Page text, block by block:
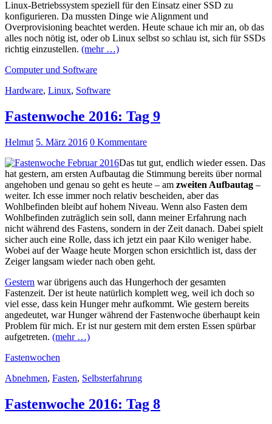
Linux-Betriebssystem speziell für den Einsatz einer SSD zu
konfigurieren. Da mussten Dinge wie Alignment und
Overprovisioning beachtet werden. Heute schaue ich mir an, ob das
alles noch nötig ist, oder ob Linux selbst so schlau ist, sich für SSDs
richtig einzustellen. (mehr …)
Computer und Software
Hardware, Linux, Software
Fastenwoche 2016: Tag 9
Helmut 5. März 2016 0 Kommentare
Das tut gut, endlich wieder essen. Das
hat gestern, am ersten Aufbautag die Stimmung bereits über normal
angehoben und genau so geht es heute – am zweiten Aufbautag –
weiter. Ich esse immer noch relativ bescheiden, aber das
Wohlbefinden bleibt auf hohem Niveau. Wenn also Fasten dem
Wohlbefinden zuträglich sein soll, dann meiner Erfahrung nach
nicht während des Fastens, sondern in der Zeit danach. Dabei spielt
sicher auch eine Rolle, dass ich jetzt ein paar Kilo weniger habe.
Wobei auf der Waage heute Morgen schon ersichtlich ist, dass der
Zeiger langsam wieder nach oben geht.
Gestern war übrigens auch das Hungerhoch der gesamten
Fastenzeit. Der ist heute natürlich komplett weg, weil ich doch so
viel esse, dass kein Hunger mehr aufkommt. Wie gestern bereits
angedeutet, war Hunger während der Fastenwoche überhaupt kein
Problem für mich. Er ist nur gestern mit dem ersten Essen spürbar
aufgetreten. (mehr …)
Fastenwochen
Abnehmen, Fasten, Selbsterfahrung
Fastenwoche 2016: Tag 8